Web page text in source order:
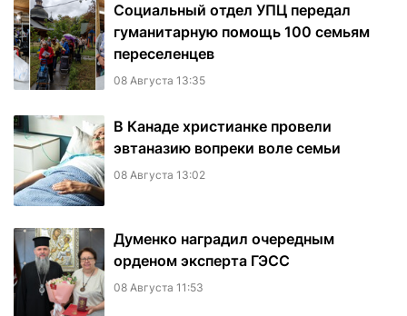
Социальный отдел УПЦ передал
гуманитарную помощь 100 семьям
переселенцев
08 Августа 13:35
В Канаде христианке провели
эвтаназию вопреки воле семьи
08 Августа 13:02
Думенко наградил очередным
орденом эксперта ГЭСС
08 Августа 11:53